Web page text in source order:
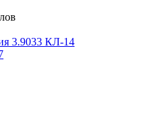
3.9033 КЛ-14